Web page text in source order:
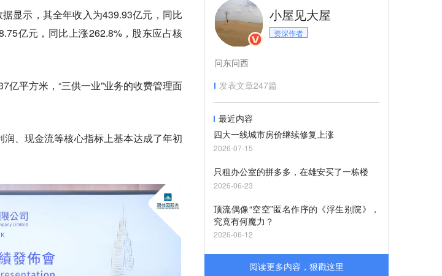
显示，其全年收入为439.93亿元，同比
亿元，同比上涨262.8%，股东应占核
平方米，“三供一业”业务的收费管理面
、现金流等核心指标上基本达成了年初
小屋见大屋
资深作者
问东问西
发表文章247篇
最近内容
四大一线城市房价继续修复上涨
2026-07-15
只租办公室的拼多多，在雄安买了一栋楼
2026-06-23
顶流偶像“空空”匿名作序的《浮生别院》，
究竟有何魔力？
2026-06-12
阅读更多内容，狠戳这里